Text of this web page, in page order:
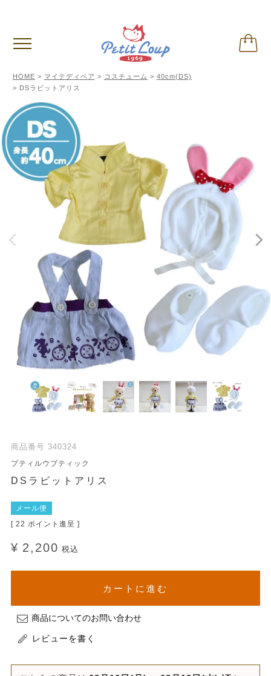
HOME マイテディベア コスチューム
40cm(DS)
DSラビットアリス
商品番号 340324
プティルウブティック
DSラビットアリス
メール便
[ 22 ポイント進呈 ]
¥ 2,200 税込
カートに進む
商品についてのお問い合わせ
レビューを書く